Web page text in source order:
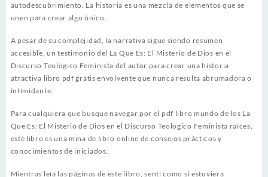
autodescubrimiento. La historia es una mezcla de elementos que se
unen para crear algo único.
A pesar de su complejidad, la narrativa sigue siendo resumen
accesible, un testimonio del La Que Es: El Misterio de Dios en el
Discurso Teologico Feminista del autor para crear una historia
atractiva libro pdf gratis envolvente que nunca resulta abrumadora o
intimidante.
Para cualquiera que busque navegar por el pdf libro mundo de los La
Que Es: El Misterio de Dios en el Discurso Teologico Feminista raíces,
este libro es una mina de libro online​ de consejos prácticos y
conocimientos de iniciados.
Mientras leía las páginas de este libro, sentí como si estuviera